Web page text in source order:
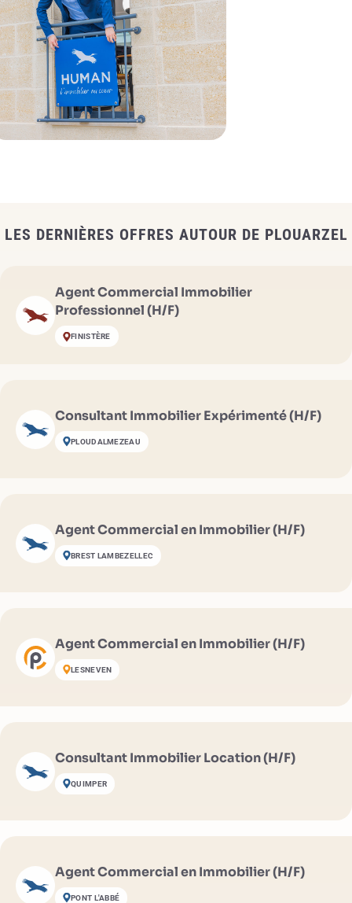
LES DERNIÈRES OFFRES AUTOUR DE PLOUARZEL
Agent Commercial Immobilier
Professionnel (H/F)
FINISTÈRE
Consultant Immobilier Expérimenté (H/F)
PLOUDALMEZEAU
Agent Commercial en Immobilier (H/F)
BREST LAMBEZELLEC
Agent Commercial en Immobilier (H/F)
LESNEVEN
Consultant Immobilier Location (H/F)
QUIMPER
Agent Commercial en Immobilier (H/F)
PONT L'ABBÉ